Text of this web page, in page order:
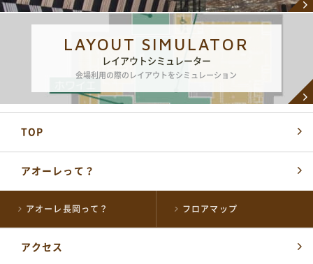
LAYOUT SIMULATOR
レイアウトシミュレーター
会場利用の際のレイアウトをシミュレーション
TOP
アオーレって？
アオーレ長岡って？ フロアマップ
アクセス
各届出・証明書発行など